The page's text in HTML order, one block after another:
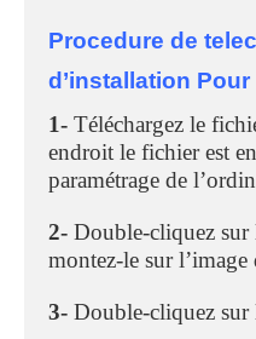
Procedure de
d’installation Pour
1- Téléchargez le
endroit le fichier est
paramétrage de
2- Double-cliquez sur
montez-le sur l’image
3- Double-cliquez sur